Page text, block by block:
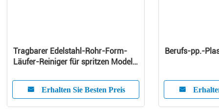
Tragbarer Edelstahl-Rohr-Form-
Läufer-Reiniger für spritzen Modell
Erhalten Sie Besten Preis
Berufs-pp.-